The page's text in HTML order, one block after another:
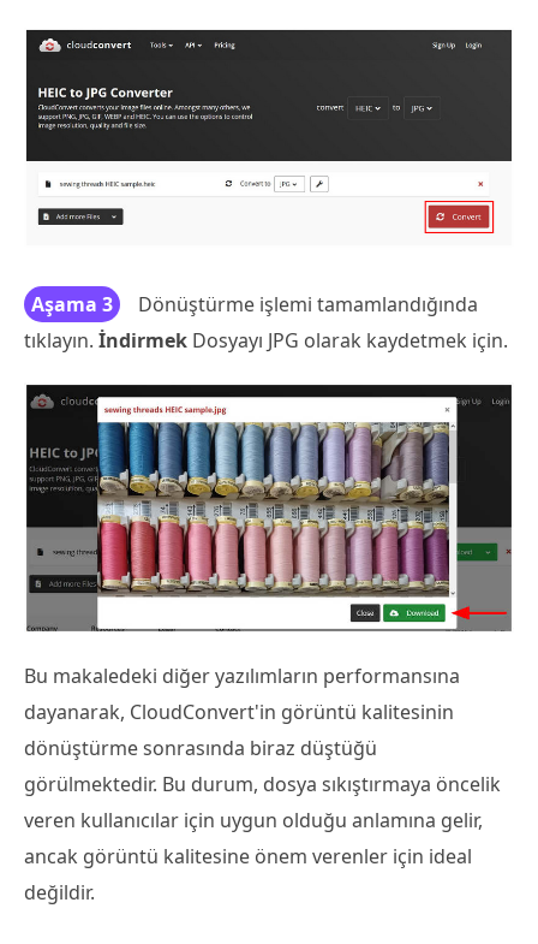
Aşama 3
Dönüştürme işlemi tamamlandığında
tıklayın. İndirmek Dosyayı JPG olarak kaydetmek için.
Bu makaledeki diğer yazılımların performansına
dayanarak, CloudConvert'in görüntü kalitesinin
dönüştürme sonrasında biraz düştüğü
görülmektedir. Bu durum, dosya sıkıştırmaya öncelik
veren kullanıcılar için uygun olduğu anlamına gelir,
ancak görüntü kalitesine önem verenler için ideal
değildir.